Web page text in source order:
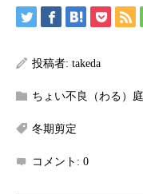
投稿者: takeda
ちょい不良（わる）
冬期剪定
コメント: 0